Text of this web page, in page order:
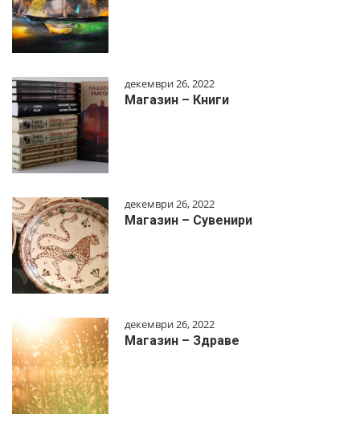
декември 26, 2022
Магазин – Книги
декември 26, 2022
Магазин – Сувенири
декември 26, 2022
Магазин – Здраве